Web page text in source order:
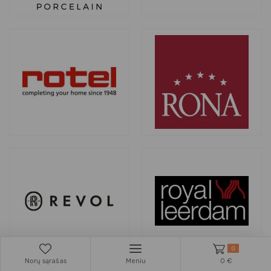
Norų sąrašas Meniu
0
0 €